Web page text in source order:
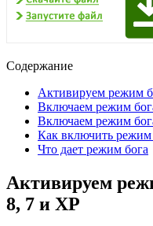
Содержание
Активируем режим
Включаем режим
Включаем режим
Как включить режим
Что дает режим бога
Активируем
8, 7 и XP